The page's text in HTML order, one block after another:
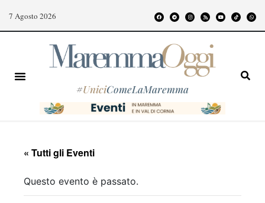
7 Agosto 2026
#UniciComeLaMaremma
« Tutti gli Eventi
Questo evento è passato.